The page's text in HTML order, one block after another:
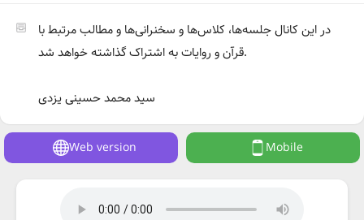
در این کانال جلسه‌ها، کلاس‌ها و سخنرانی‌ها و مطالب مرتبط با
قرآن و روایات به اشتراک گذاشته خواهد شد.
سید محمد حسینی یزدی
Web version Mobile